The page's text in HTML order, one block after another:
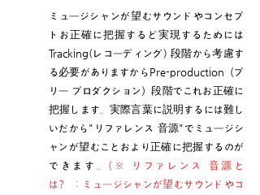
ミュージシャンが望むサウンドやコンセプ
トお正確に把握するど実現するためには
Tracking(レコーディング) 段階から考慮す
る必要がありますからPre-production（プ
リー プロダクション）段階でこれお正確に
把握します。実際言葉に説明するには難し
いだから"リファレンス 音源"でミュージシ
ャンが望むことおより正確に把握するのが
できます。 (※
リファレンス 音源と
は? : ミュージシャンが望むサウンドやコ